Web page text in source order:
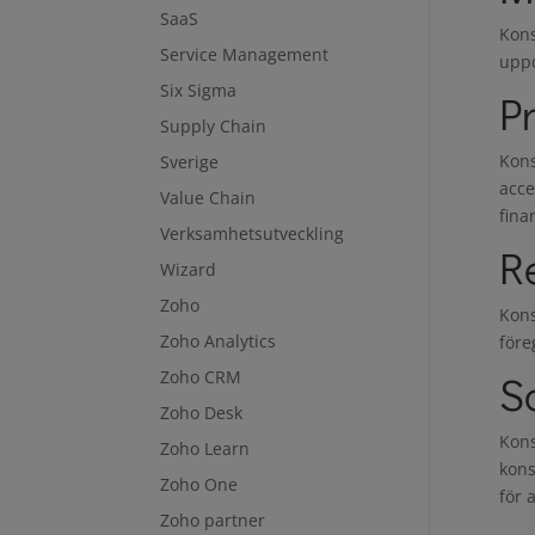
för
SaaS
Service Management
Six Sigma
Supply Chain
Sverige
Value Chain
Verksamhetsutveckling
Wizard
Zoho
Zoho Analytics
Zoho CRM
Zoho Desk
Zoho Learn
Zoho One
Zoho partner